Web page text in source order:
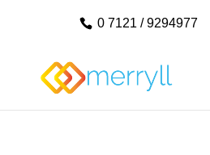
0 7121 / 9294977